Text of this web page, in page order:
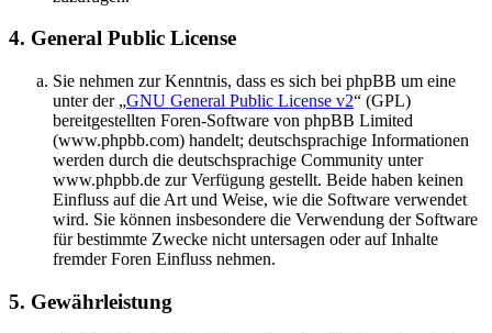
4. General Public License
Sie nehmen zur Kenntnis, dass es sich bei phpBB um eine
unter der „GNU General Public License v2“ (GPL)
bereitgestellten Foren-Software von phpBB Limited
(www.phpbb.com) handelt; deutschsprachige Informationen
werden durch die deutschsprachige Community unter
www.phpbb.de zur Verfügung gestellt. Beide haben keinen
Einfluss auf die Art und Weise, wie die Software verwendet
wird. Sie können insbesondere die Verwendung der Software
für bestimmte Zwecke nicht untersagen oder auf Inhalte
fremder Foren Einfluss nehmen.
5. Gewährleistung